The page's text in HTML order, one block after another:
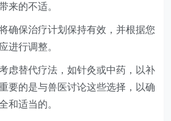
来的不适。
确保治疗计划保持有效，并根据您
进行调整。
虑替代疗法，如针灸或中药，以补
要的是与兽医讨论这些选择，以确
和适当的。